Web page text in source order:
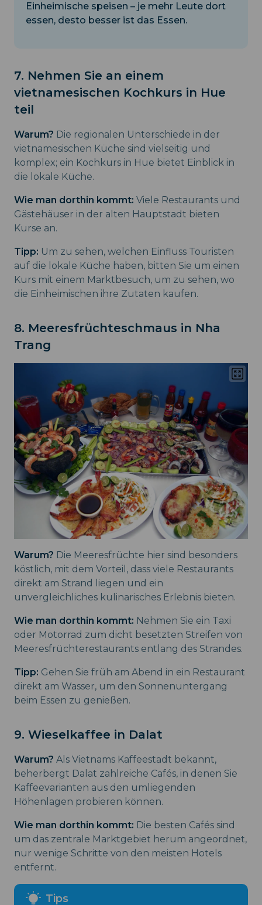
Einheimische speisen – je mehr Leute dort
essen, desto besser ist das Essen.
7. Nehmen Sie an einem
vietnamesischen Kochkurs in Hue
teil
Warum? Die regionalen Unterschiede in der
vietnamesischen Küche sind vielseitig und
komplex; ein Kochkurs in Hue bietet Einblick in
die lokale Küche.
Wie man dorthin kommt: Viele Restaurants und
Gästehäuser in der alten Hauptstadt bieten
Kurse an.
Tipp: Um zu sehen, welchen Einfluss Touristen
auf die lokale Küche haben, bitten Sie um einen
Kurs mit einem Marktbesuch, um zu sehen, wo
die Einheimischen ihre Zutaten kaufen.
8. Meeresfrüchteschmaus in Nha
Trang
Warum? Die Meeresfrüchte hier sind besonders
köstlich, mit dem Vorteil, dass viele Restaurants
direkt am Strand liegen und ein
unvergleichliches kulinarisches Erlebnis bieten.
Wie man dorthin kommt: Nehmen Sie ein Taxi
oder Motorrad zum dicht besetzten Streifen von
Meeresfrüchterestaurants entlang des Strandes.
Tipp: Gehen Sie früh am Abend in ein Restaurant
direkt am Wasser, um den Sonnenuntergang
beim Essen zu genießen.
9. Wieselkaffee in Dalat
Warum? Als Vietnams Kaffeestadt bekannt,
beherbergt Dalat zahlreiche Cafés, in denen Sie
Kaffeevarianten aus den umliegenden
Höhenlagen probieren können.
Wie man dorthin kommt: Die besten Cafés sind
um das zentrale Marktgebiet herum angeordnet,
nur wenige Schritte von den meisten Hotels
entfernt.